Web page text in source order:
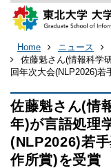
Home ニュース
佐藤魁さん(情報科学
回年次大会(NLP2026)
佐藤魁さん(情
年)が言語処理
(NLP2026)若
作所賞)を受賞